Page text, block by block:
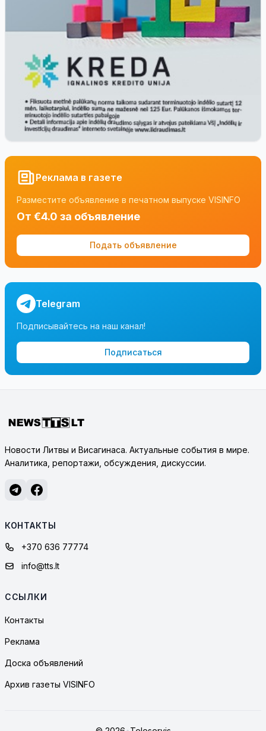
Реклама в газете
Разместите объявление в печатном выпуске VISINFO
От €4.0 за объявление
Подать объявление
Telegram
Подписывайтесь на наш канал!
Подписаться
Новости Литвы и Висагинаса. Актуальные события в мире.
Аналитика, репортажи, обсуждения, дискуссии.
КОНТАКТЫ
+370 636 77774
info@tts.lt
ССЫЛКИ
Контакты
Реклама
Доска объявлений
Архив газеты VISINFO